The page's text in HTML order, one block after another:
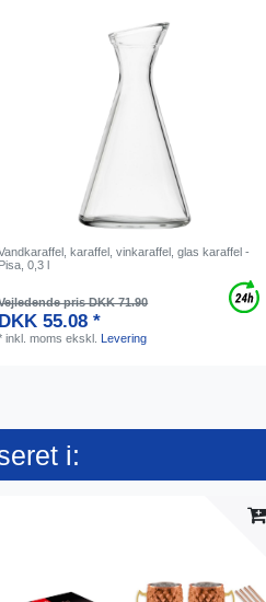
karaffel, vinkaraffel, glas karaffel -
Pisa, 0,3 l
pris DKK 71.90
DKK 55.08 *
inkl. moms ekskl. Levering
i: